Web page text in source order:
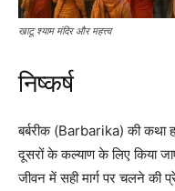
खाटू श्याम मंदिर और महत्त्व
निष्कर्ष
बर्बरीक (Barbarika) की कथा
दूसरों के कल्याण के लिए किया
जीवन में सही मार्ग पर चलने की